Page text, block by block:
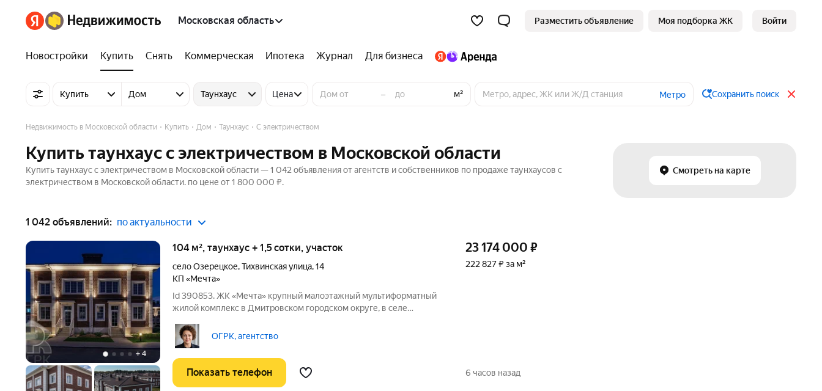
Московская область Разместить объявление Моя подборка ЖК Войти
Новостройки Купить Снять Коммерческая Ипотека Журнал Для бизнеса
Купить Дом Таунхаус Цена – м² Метро Сохранить поиск
Смотреть на карте
Недвижимость в Московской области Купить Дом Таунхаус С электричеством
Купить таунхаус с электричеством в Московской области
Купить таунхаус с электричеством в Московской области — 1 042 объявления от агентств и собственников по продаже таунхаусов с
электричеством в Московской области. по цене от 1 800 000 ₽.
1 042 объявлений: по актуальности
+ 4
104 м², таунхаус + 1,5 сотки, участок
село Озерецкое,Тихвинская улица,14
КП «Мечта»
Id 390853. ЖК «Мечта» крупный малоэтажный мультиформатный
жилой комплекс в Дмитровском городском округе, в селе
Рогачевское, Дмитровское и Ленинградское шоссе. Дорога до
Москвы без пробок
ОГРК, агентство
23 174 000 ₽
222 827 ₽ за м²
Показать телефон 6 часов назад